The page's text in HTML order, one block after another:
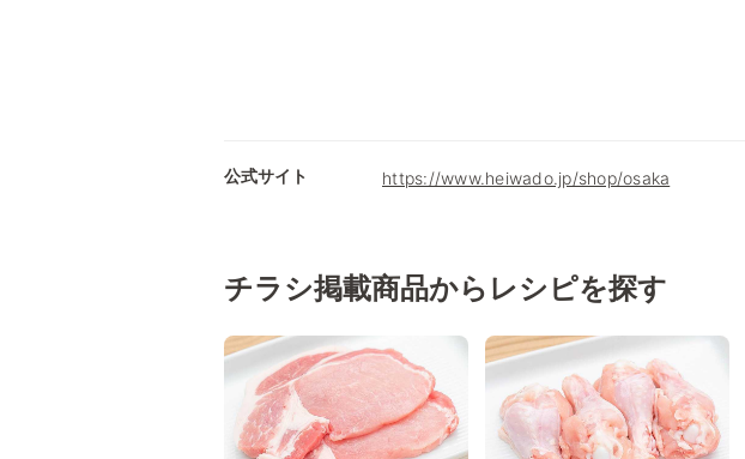
公式サイト https://www.heiwado.jp/shop/osaka
チラシ掲載商品からレシピを探す